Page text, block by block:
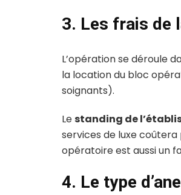
3. Les frais de
L’opération se déroule
la location du bloc
soignants).
Lestanding de
services de luxe coûtera
opératoire est aussi un
4. Le type